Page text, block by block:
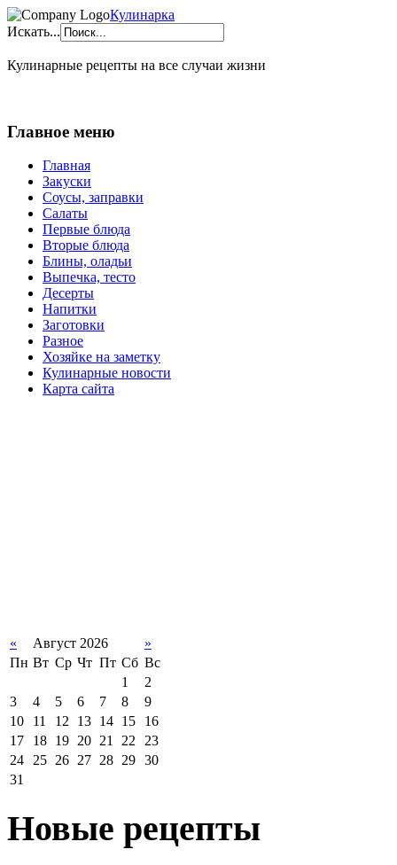
Кулинарка
Искать...
Кулинарные рецепты на все случаи жизни
Главное меню
Главная
Закуски
Соусы, заправки
Салаты
Первые блюда
Вторые блюда
Блины, оладьи
Выпечка, тесто
Десерты
Напитки
Заготовки
Разное
Хозяйке на заметку
Кулинарные новости
Карта сайта
« Август 2026
»
Пн Вт Ср Чт Пт Сб Вс
1
2
3
4 5 6 7 8
9
10
11 12 13 14 15
16
17
18 19 20 21 22 23
24 25 26 27 28 29 30
31
Новые рецепты